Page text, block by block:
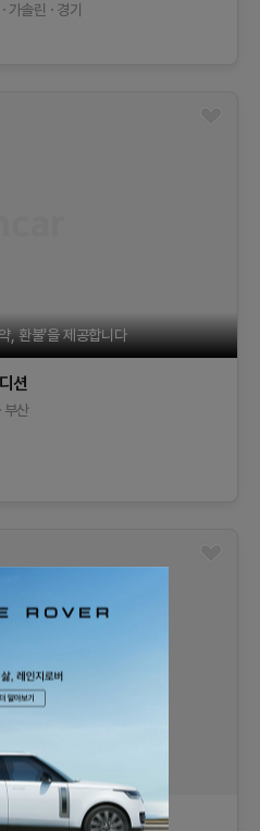
가솔린 경기
, 환불'을 제공합니다
션
부산
션